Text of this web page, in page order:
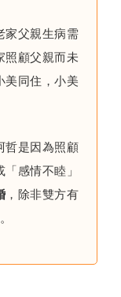
家父親生病需
照顧父親而未
美同住，小美
哲是因為照顧
感情不睦」
，除非雙方有